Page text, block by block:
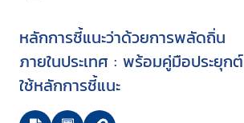
หลักการชี้แนะว่าด้วยการพลัดถิ่น
ภายในประเทศ : พร้อมคู่มือประยุกต์
ใช้หลักการชี้แนะ